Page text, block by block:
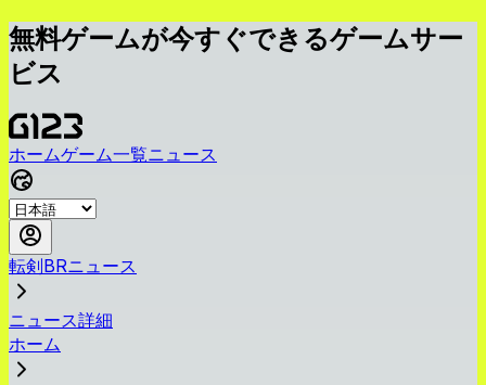
無料ゲームが今すぐできるゲームサー
ビス
ホームゲーム一覧ニュース
転剣BRニュース
ニュース詳細
ホーム